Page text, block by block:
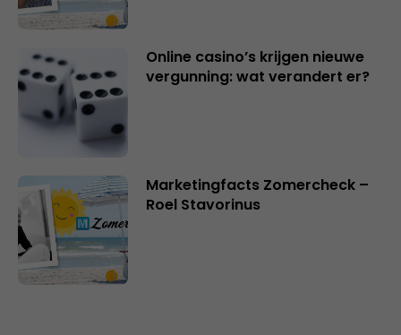
Online casino’s krijgen nieuwe
vergunning: wat verandert er?
Marketingfacts Zomercheck –
Roel Stavorinus